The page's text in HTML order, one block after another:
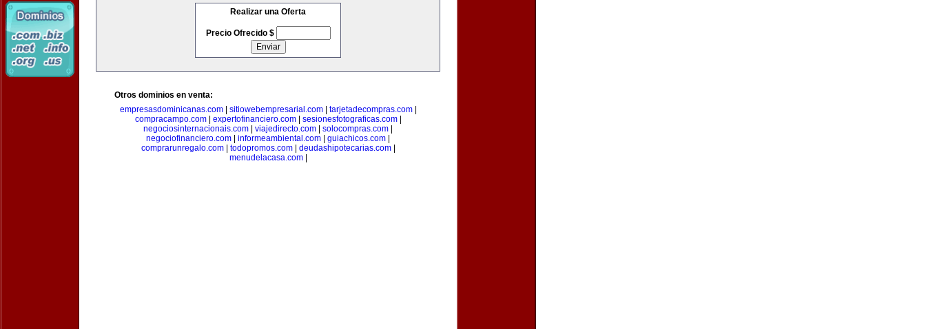
Realizar una Oferta
Precio Ofrecido $
Otros dominios en venta:
empresasdominicanas.com| sitiowebempresarial.com| tarjetadecompras.com|
compracampo.com| expertofinanciero.com| sesionesfotograficas.com|
negociosinternacionais.com
viajedirecto.com solocompras.com
negociofinanciero.com
informeambiental.com guiachicos.com
comprarunregalo.com| todopromos.com| deudashipotecarias.com|
menudelacasa.com|